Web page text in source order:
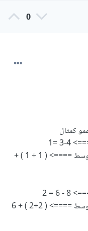
0
كمثال
3 =1
نقوم بمضاعفة الناتج وإضافته للرقم الأوسط ====> ( 1 + 1 ) +
6 = 2
نقوم بمضاعفة الناتج وإضافته للرقم الأوسط ====> ( 2+2 ) + 6